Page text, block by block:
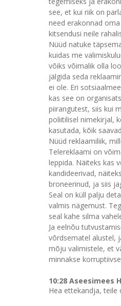
see, et kui riik on
need erakonnad
kitsendusi neile
Nüüd natuke
kuidas me
võiks võimalik olla
jälgida seda
ei ole. Eri
kas see on
piirangutest, siis kui
poliitilisel nimekirjal,
kasutada, kõik
Nüüd reklaamiliik,
Telereklaami on
leppida. Näiteks kas
kandideerivad,
broneerinud, ja siis
Seal on küll palju
valmis nägemust.
seal kahe silma
Ja eelnõu
võrdsematel alustel,
mõju valimistele, et
minnakse
10:28 Aseesimees
Hea ettekandja, teile